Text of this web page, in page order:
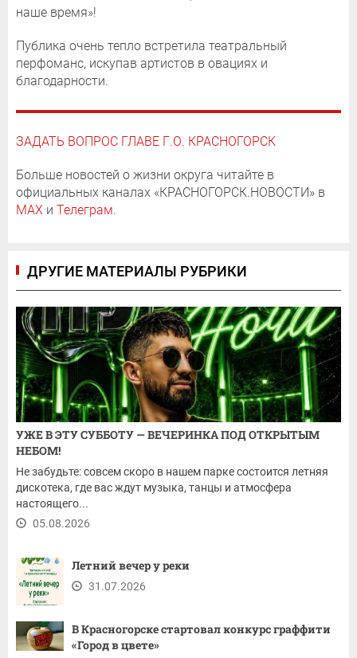
наше время»!
Публика очень тепло встретила театральный
перфоманс, искупав артистов в овациях и
благодарности.
ЗАДАТЬ ВОПРОС ГЛАВЕ Г.О. КРАСНОГОРСК
Больше новостей о жизни округа читайте в
официальных каналах «КРАСНОГОРСК.НОВОСТИ» в
MAX и Телеграм.
ДРУГИЕ МАТЕРИАЛЫ РУБРИКИ
УЖЕ В ЭТУ СУББОТУ — ВЕЧЕРИНКА ПОД ОТКРЫТЫМ
НЕБОМ!
Не забудьте: совсем скоро в нашем парке состоится летняя
дискотека, где вас ждут музыка, танцы и атмосфера
настоящего...
05.08.2026
Летний вечер у реки
31.07.2026
В Красногорске стартовал конкурс граффити
«Город в цвете»